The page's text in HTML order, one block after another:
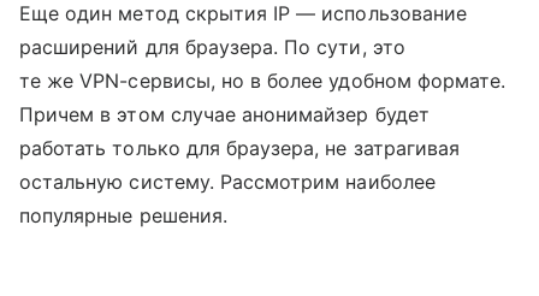
Еще один метод скрытия IP — использование
расширений для браузера. По сути, это
те же VPN-сервисы, но в более удобном формате.
Причем в этом случае анонимайзер будет
работать только для браузера, не затрагивая
остальную систему. Рассмотрим наиболее
популярные решения.